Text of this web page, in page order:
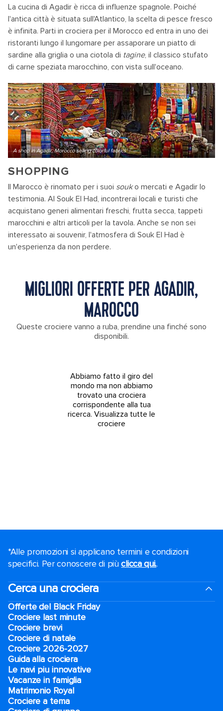
La cucina di Agadir è ricca di influenze spagnole. Poiché
l'antica città è situata sull'Atlantico, la scelta di pesce fresco
è infinita. Parti in crociera per il Morocco ed entra in uno dei
ristoranti lungo il lungomare per assaporare un piatto di
sardine alla griglia o una ciotola di tagine, il classico stufato
di carne speziata marocchino, con vista sull'oceano.
A shop in Agadir, Morocco selling colorful fabrics
SHOPPING
Il Marocco è rinomato per i suoi souko mercati e Agadir lo
testimonia. Al Souk El Had, incontrerai locali e turisti che
acquistano generi alimentari freschi, frutta secca, tappeti
marocchini e altri articoli per la tavola. Anche se non sei
interessato ai souvenir, l'atmosfera di Souk El Had è
un'esperienza da non perdere.
MIGLIORI OFFERTE PER AGADIR,
MAROCCO
Queste crociere vanno a ruba, prendine una finché sono
disponibili.
Abbiamo fatto il giro del
mondo ma non abbiamo
trovato una crociera
corrispondente alla tua
ricerca. Visualizza tutte le
crociere
*Alle promozioni si applicano termini e condizioni
specifici. Per conoscere di piùclicca qui..
Cerca una crociera
Offerte del Black Friday
Crociere last minute
Crociere brevi​
Crociere di natale​
Crociere 2026-2027
Guida alla crociera
Le navi piu innovative
Vacanze in famiglia
Matrimonio Royal
Crociere a tema